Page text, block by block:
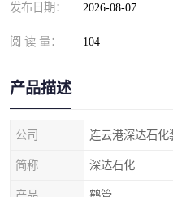
发布日期： 2026-08-07
阅 读 量： 104
产品描述
公司 连云港深达石化
简称 深达石化